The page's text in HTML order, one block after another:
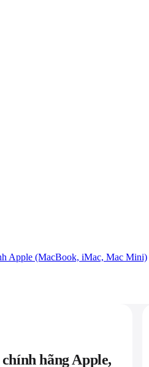
Apple (MacBook, iMac, Mac Mini)
hãng Apple,